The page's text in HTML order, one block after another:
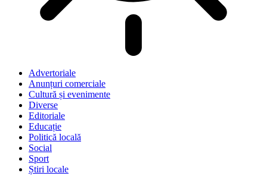
Advertoriale
Anunțuri comerciale
Cultură și evenimente
Diverse
Editoriale
Educație
Politică locală
Social
Sport
Știri locale